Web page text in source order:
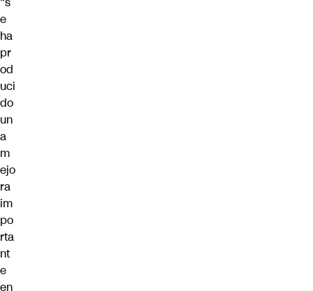
e
ha
pr
od
uci
do
un
a
m
ejo
ra
im
po
rta
nt
e
en